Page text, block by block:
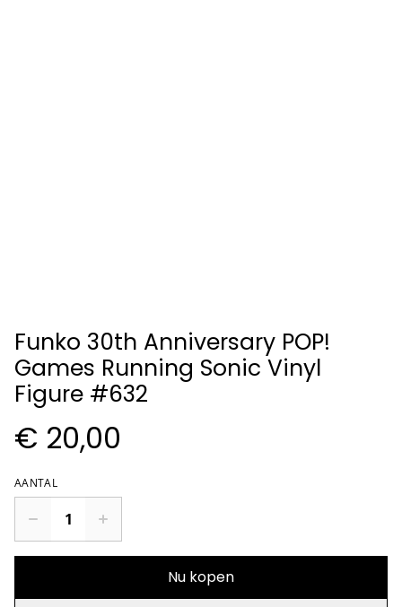
Funko 30th Anniversary POP!
Games Running Sonic Vinyl
Figure #632
€ 20,00
AANTAL
Nu kopen